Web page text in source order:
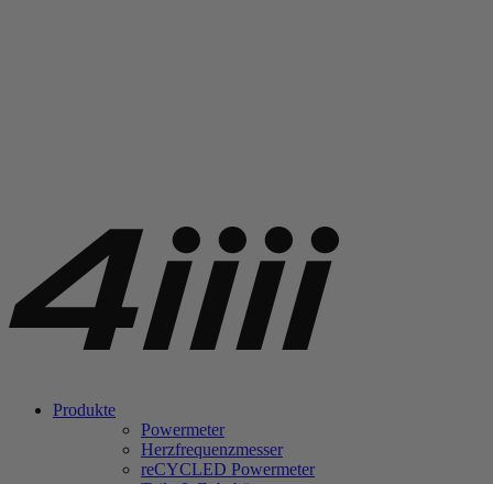
Produkte
Powermeter
Herzfrequenzmesser
reCYCLED Powermeter